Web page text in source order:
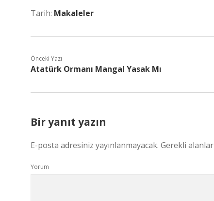
Tarih: Makaleler
Önceki Yazı
Atatürk Ormanı Mangal Yasak Mı
Bir yanıt yazın
E-posta adresiniz yayınlanmayacak. Gerekli alanlar
Yorum